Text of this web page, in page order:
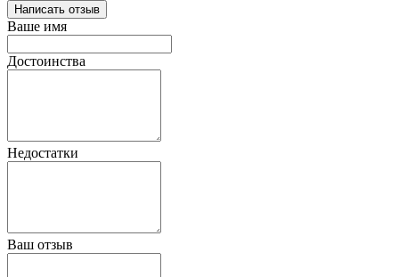
Написать отзыв
Ваше имя
Достоинства
Недостатки
Ваш отзыв